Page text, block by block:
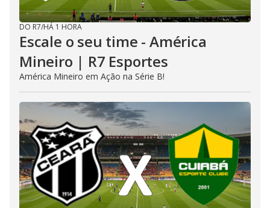
DO R7/HÁ 1 HORA
Escale o seu time - América
Mineiro | R7 Esportes
América Mineiro em Ação na Série B!